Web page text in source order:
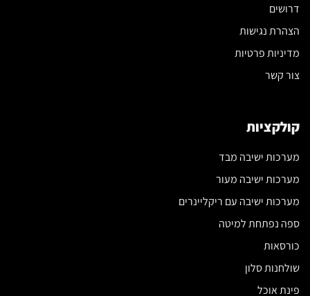
דרושים
הצהרת נגישות
מדיניות פרטיות
צור קשר
קולקציות
מערכות ישיבה מבד
מערכות ישיבה מעור
מערכות ישיבה עם ריקליינרים
ספה נפתחת למיטה
כורסאות
שולחנות סלון
פינת אוכל